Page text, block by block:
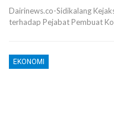
Dairinews.co-Sidikalang
terhadap Pejabat Pembuat
EKONOMI